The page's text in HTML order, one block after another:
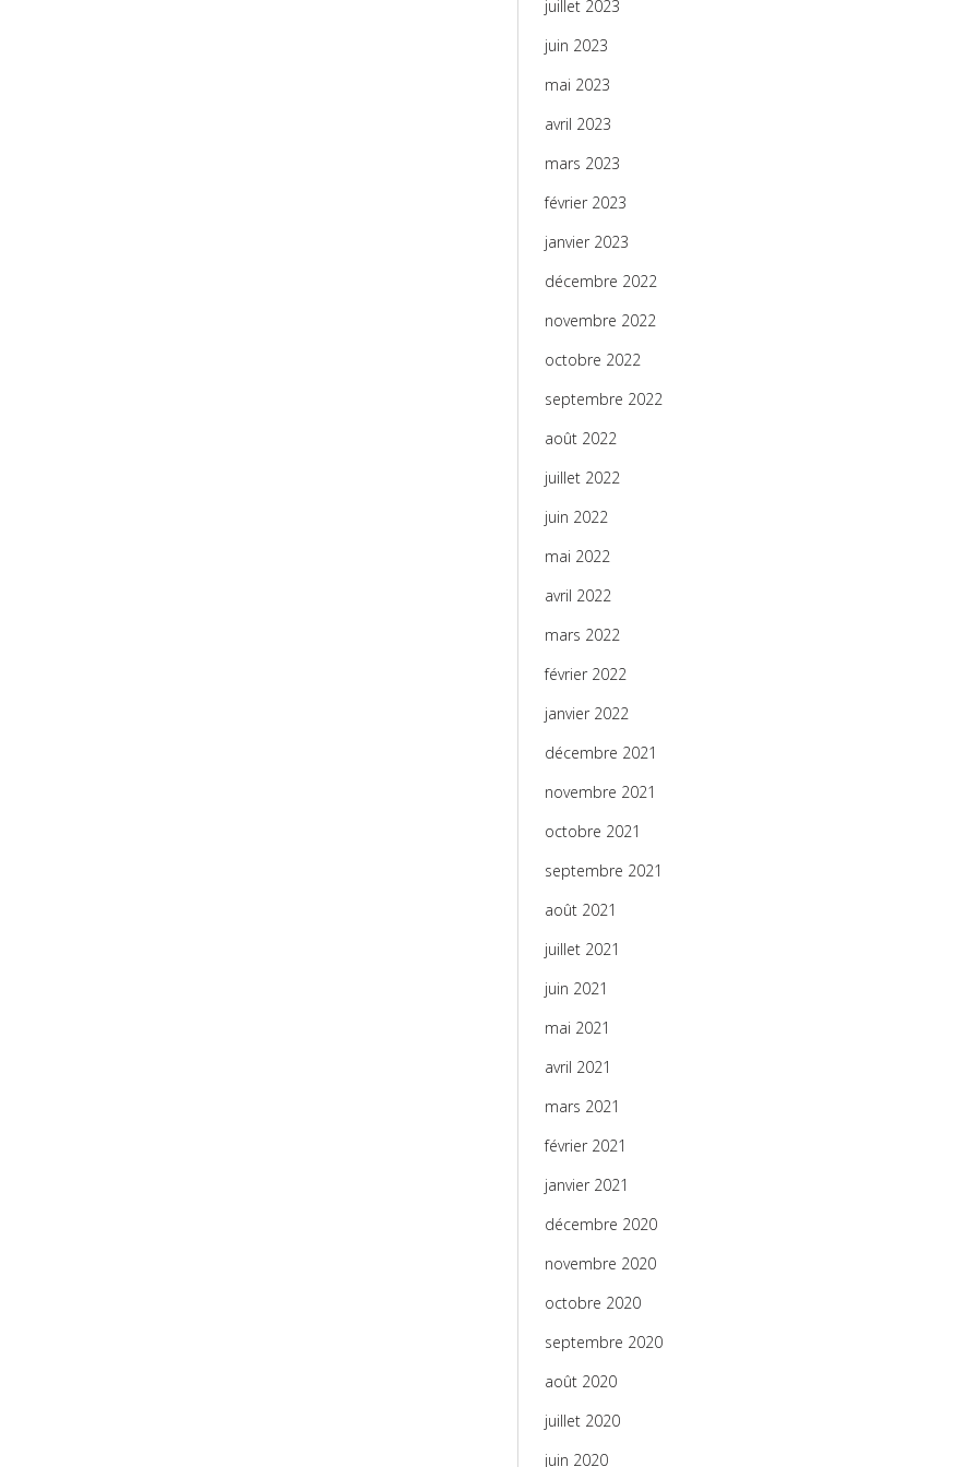
juillet 2023
juin 2023
mai 2023
avril 2023
mars 2023
février 2023
janvier 2023
décembre 2022
novembre 2022
octobre 2022
septembre 2022
août 2022
juillet 2022
juin 2022
mai 2022
avril 2022
mars 2022
février 2022
janvier 2022
décembre 2021
novembre 2021
octobre 2021
septembre 2021
août 2021
juillet 2021
juin 2021
mai 2021
avril 2021
mars 2021
février 2021
janvier 2021
décembre 2020
novembre 2020
octobre 2020
septembre 2020
août 2020
juillet 2020
juin 2020